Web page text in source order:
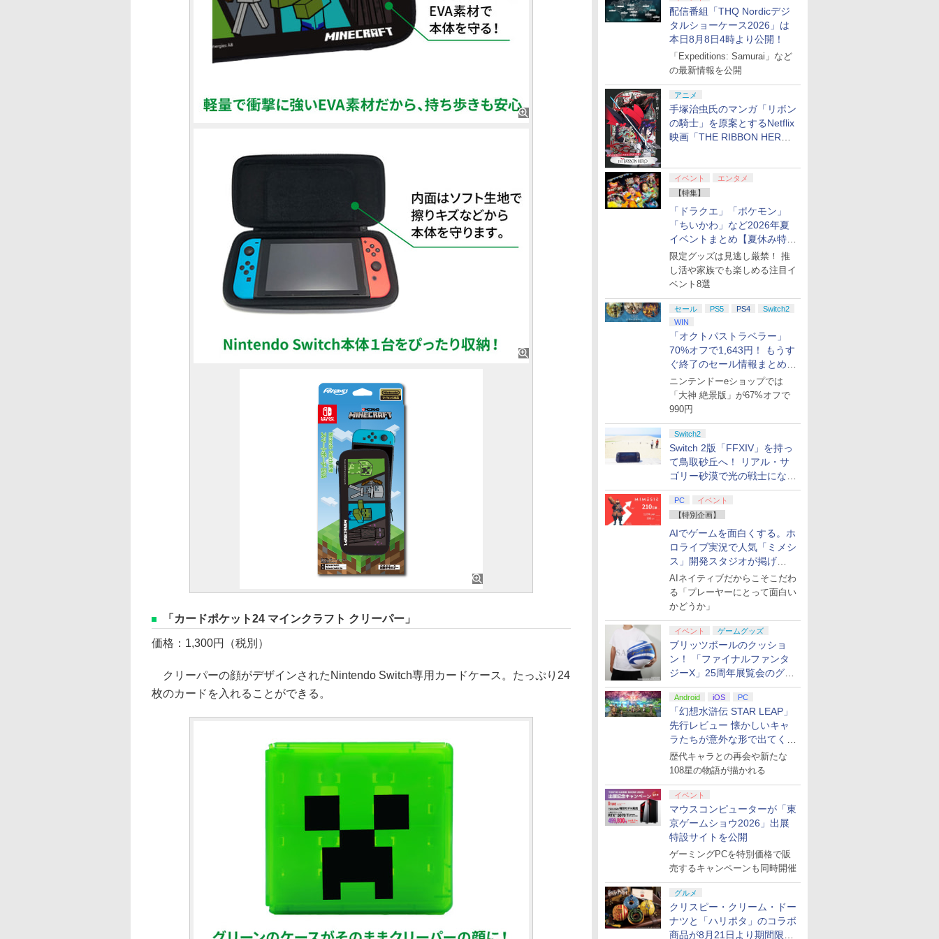
配信番組「THQ Nordicデジ
タルショーケース2026」は
本日8月8日4時より公開！
「Expeditions: Samurai」など
の最新情報を公開
アニメ
手塚治虫氏のマンガ「リボン
の騎士」を原案とするNetflix
映画「THE RIBBON HERO
イベント
エンタメ
【特集】
「ドラクエ」「ポケモン」
「ちいかわ」など2026年夏
イベントまとめ【夏休み特
集】
限定グッズは見逃し厳禁！ 推
し活や家族でも楽しめる注目イ
ベント8選
セール PS5 PS4
Switch2
WIN
「オクトパストラベラー」
70%オフで1,643円！ もうす
ぐ終了のセール情報まとめ
【8月8日更新】
ニンテンドーeショップでは
「大神 絶景版」が67%オフで
990円
Switch2
Switch 2版「FFXIV」を持っ
て鳥取砂丘へ！ リアル・サ
ゴリー砂漠で光の戦士になっ
てみた
PC
イベント
【特別企画】
AIでゲームを面白くする。ホ
ロライブ実況で人気「ミメシ
ス」開発スタジオが掲げ
る“AI活用の信念”とは？【講
演レポート】
AIネイティブだからこそこだわ
る「プレーヤーにとって面白い
かどうか」
イベント ゲームグッズ
ブリッツボールのクッショ
ン！ 「ファイナルファンタ
ジーX」25周年展覧会のグッ
ズ情報が公開
Android iOS PC
「幻想水滸伝 STAR LEAP」
先行レビュー 懐かしいキャ
ラたちが意外な形で出てくる
シリーズ完全新作！
歴代キャラとの再会や新たな
108星の物語が描かれる
イベント
マウスコンピューターが「東
京ゲームショウ2026」出展
特設サイトを公開
ゲーミングPCを特別価格で販
売するキャンペーンも同時開催
グルメ
クリスピー・クリーム・ドー
ナツと「ハリポタ」のコラボ
商品が8月21日より期間限定
「カードポケット24 マインクラフト クリーパー」
価格：1,300円（税別）
クリーパーの顔がデザインされたNintendo Switch専用カードケース。たっぷり24
枚のカードを入れることができる。